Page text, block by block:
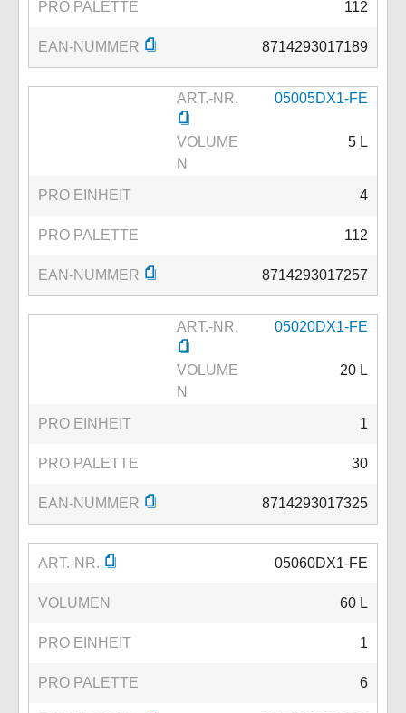
PRO PALETTE 112
EAN-NUMMER 8714293017189
ART.-NR. 05005DX1-FE
VOLUME
N
5 L
PRO EINHEIT 4
PRO PALETTE 112
EAN-NUMMER 8714293017257
ART.-NR. 05020DX1-FE
VOLUME
N
20 L
PRO EINHEIT 1
PRO PALETTE 30
EAN-NUMMER 8714293017325
ART.-NR. 05060DX1-FE
VOLUMEN 60 L
PRO EINHEIT 1
PRO PALETTE 6